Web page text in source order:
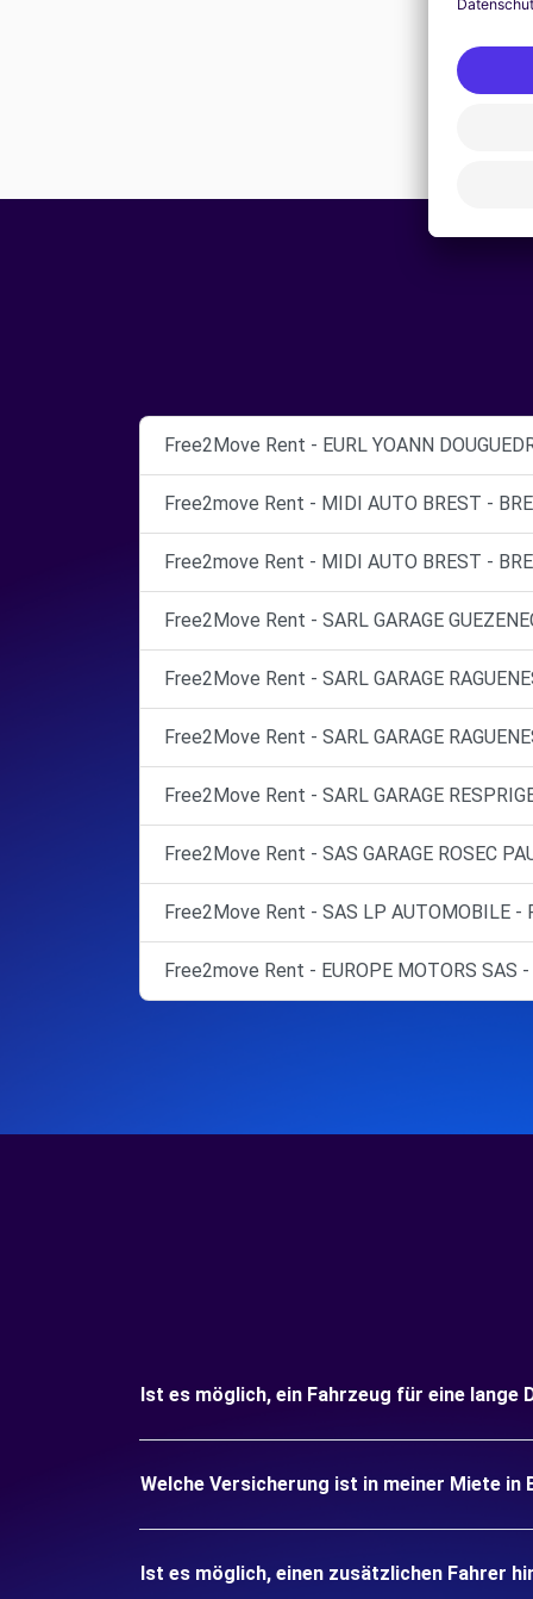
Free2Move Rent - EURL YOANN
Free2move Rent - MIDI AUTO BREST -
Free2move Rent - MIDI AUTO BREST -
Free2Move Rent - SARL GARAGE
Free2Move Rent - SARL GARAGE
Free2Move Rent - SARL GARAGE
Free2Move Rent - SARL GARAGE
Free2Move Rent - SAS GARAGE ROSEC
Free2Move Rent - SAS LP AUTOMOBILE -
Free2move Rent - EUROPE MOTORS SAS
Ist es möglich, ein Fahrzeug für eine lange
Welche Versicherung ist in meiner Miete in
Ist es möglich, einen zusätzlichen Fahrer